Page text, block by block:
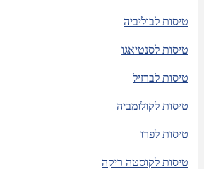
טיסות לבוליביה
טיסות לסנטיאגו
טיסות לברזיל
טיסות לקולומביה
טיסות לפרו
טיסות לקוסטה ריקה